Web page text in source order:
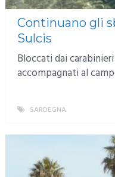
Continuano gli
Sulcis
Bloccati dai carabinieri
accompagnati al
SARDEGNA